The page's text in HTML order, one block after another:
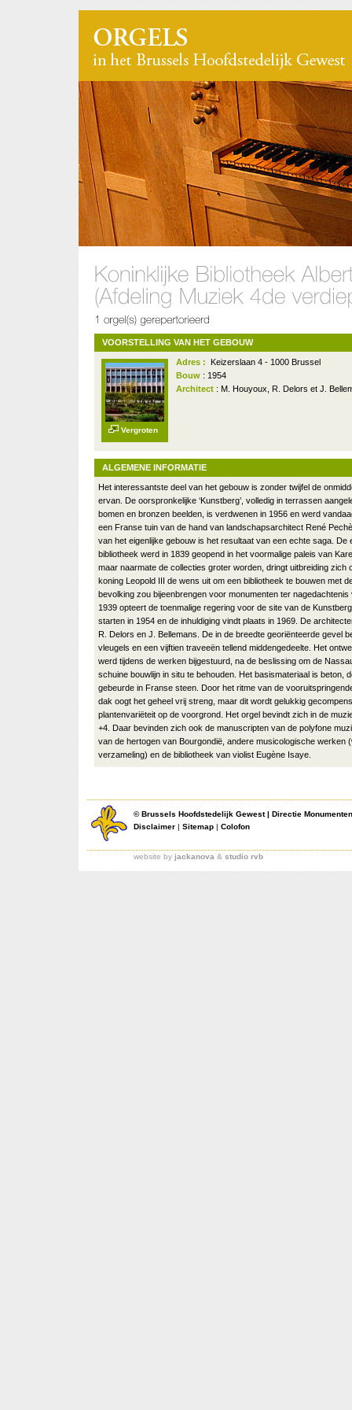
VOORSTELLING VAN HET GEBOUW
Vergroten
Adres :
Keizerslaan 4 - 1000 Brussel
Bouw : 1954
Architect : M. Houyoux, R. Delors et J.
ALGEMENE INFORMATIE
Het interessantste deel van het gebouw is zonder twijfel de
ervan. De oorspronkelijke ‘Kunstberg’, volledig in terrassen
bomen en bronzen beelden, is verdwenen in 1956 en werd
een Franse tuin van de hand van landschapsarchitect René
van het eigenlijke gebouw is het resultaat van een echte saga. De
bibliotheek werd in 1839 geopend in het voormalige paleis van
maar naarmate de collecties groter worden, dringt uitbreiding zich
koning Leopold III de wens uit om een bibliotheek te bouwen met
bevolking zou bijeenbrengen voor monumenten ter nagedachtenis
1939 opteert de toenmalige regering voor de site van de
starten in 1954 en de inhuldiging vindt plaats in 1969. De
R. Delors en J. Bellemans. De in de breedte georiënteerde gevel
vleugels en een vijftien traveeën tellend middengedeelte. Het
werd tijdens de werken bijgestuurd, na de beslissing om de
schuine bouwlijn in situ te behouden. Het basismateriaal is beton,
gebeurde in Franse steen. Door het ritme van de
dak oogt het geheel vrij streng, maar dit wordt gelukkig
plantenvariëteit op de voorgrond. Het orgel bevindt zich in de
+4. Daar bevinden zich ook de manuscripten van de polyfone
van de hertogen van Bourgondië, andere musicologische werken
verzameling) en de bibliotheek van violist Eugène Isaye.
©Brussels Hoofdstedelijk Gewest| Directie
Disclaimer | Sitemap | Colofon
website by jackanova & studio rvb